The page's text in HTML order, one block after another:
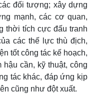
đối tượng; xây dựng
mạnh, các cơ quan,
thời tích cực đấu tranh
các thế lực thù địch,
tốt công tác kế hoạch,
cần, kỹ thuật, công
tác khác, đáp ứng kịp
cũng như đột xuất.